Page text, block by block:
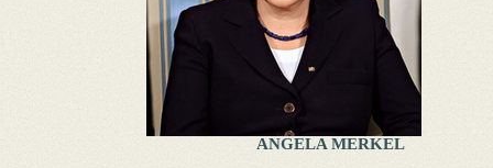
ANGELA MERKEL